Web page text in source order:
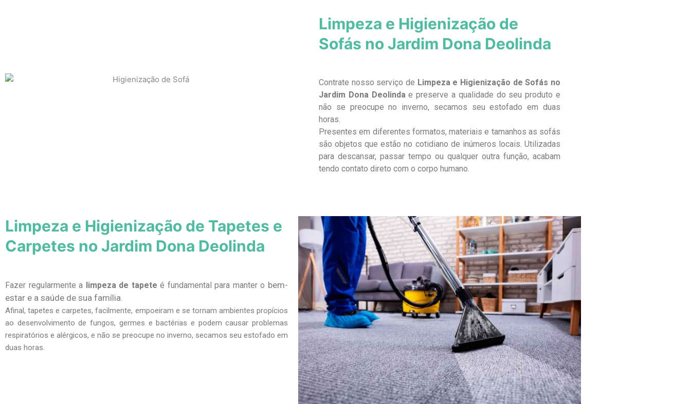
Limpeza e Higienização de
Sofás no Jardim Dona Deolinda
Contrate nosso serviço de Limpeza e Higienização de Sofás no
Jardim Dona Deolindae preserve a qualidade do seu produto e
não se preocupe no inverno, secamos seu estofado em duas
horas.
Presentes em diferentes formatos, materiais e tamanhos as sofás
são objetos que estão no cotidiano de inúmeros locais. Utilizadas
para descansar, passar tempo ou qualquer outra função, acabam
tendo contato direto com o corpo humano.
Limpeza e Higienização de Tapetes e
Carpetes no Jardim Dona Deolinda
Fazer regularmente a limpeza de tapete é fundamental para manter o bem-
estar e a saúde de sua família.
Afinal, tapetes e carpetes, facilmente, empoeiram e se tornam ambientes propícios
ao desenvolvimento de fungos, germes e bactérias e podem causar problemas
respiratórios e alérgicos, e não se preocupe no inverno, secamos seu estofado em
duas horas.